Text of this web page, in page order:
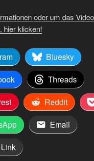
oder um das
hier klicken!
Bluesky
Threads
Reddit
Email